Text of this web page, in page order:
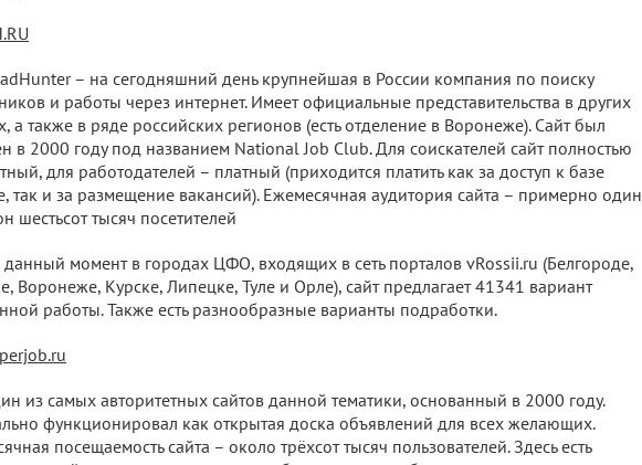
– на сегодняшний день крупнейшая в России компания по поиску
и работы через интернет. Имеет официальные представительства в других
а также в ряде российских регионов (есть отделение в Воронеже). Сайт был
в 2000 году под названием National Job Club. Для соискателей сайт полностью
для работодателей – платный (приходится платить как за доступ к базе
так и за размещение вакансий). Ежемесячная аудитория сайта – примерно один
шестьсот тысяч посетителей
момент в городах ЦФО, входящих в сеть порталов vRossii.ru (Белгороде,
Воронеже, Курске, Липецке, Туле и Орле), сайт предлагает 41341 вариант
работы. Также есть разнообразные варианты подработки.
из самых авторитетных сайтов данной тематики, основанный в 2000 году.
функционировал как открытая доска объявлений для всех желающих.
посещаемость сайта – около трёхсот тысяч пользователей. Здесь есть